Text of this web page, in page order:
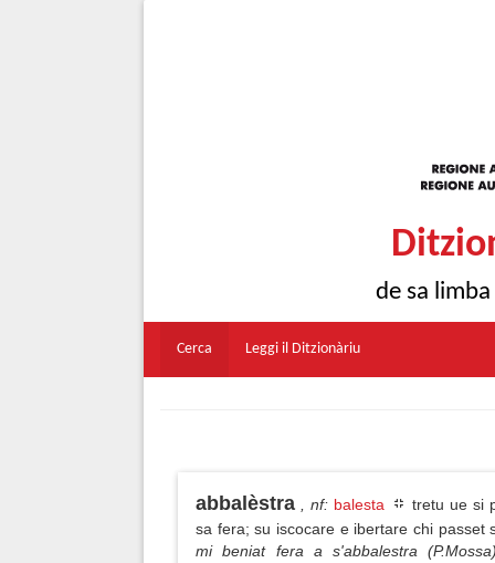
de sa
Cerca Leggi il Ditzionàriu
abbalèstra , nf: balesta
tretu ue si
sa fera; su iscocare e ibertare chi passet
mi beniat fera a s'abbalestra